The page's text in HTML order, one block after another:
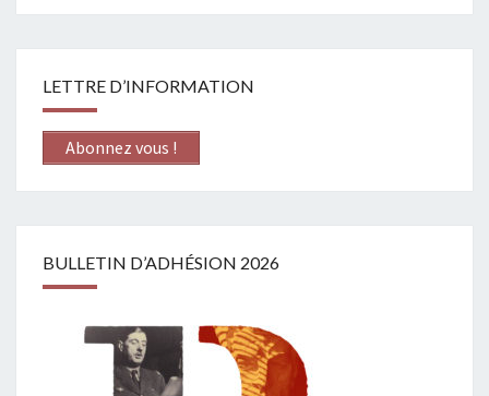
LETTRE D’INFORMATION
Abonnez vous !
BULLETIN D’ADHÉSION 2026